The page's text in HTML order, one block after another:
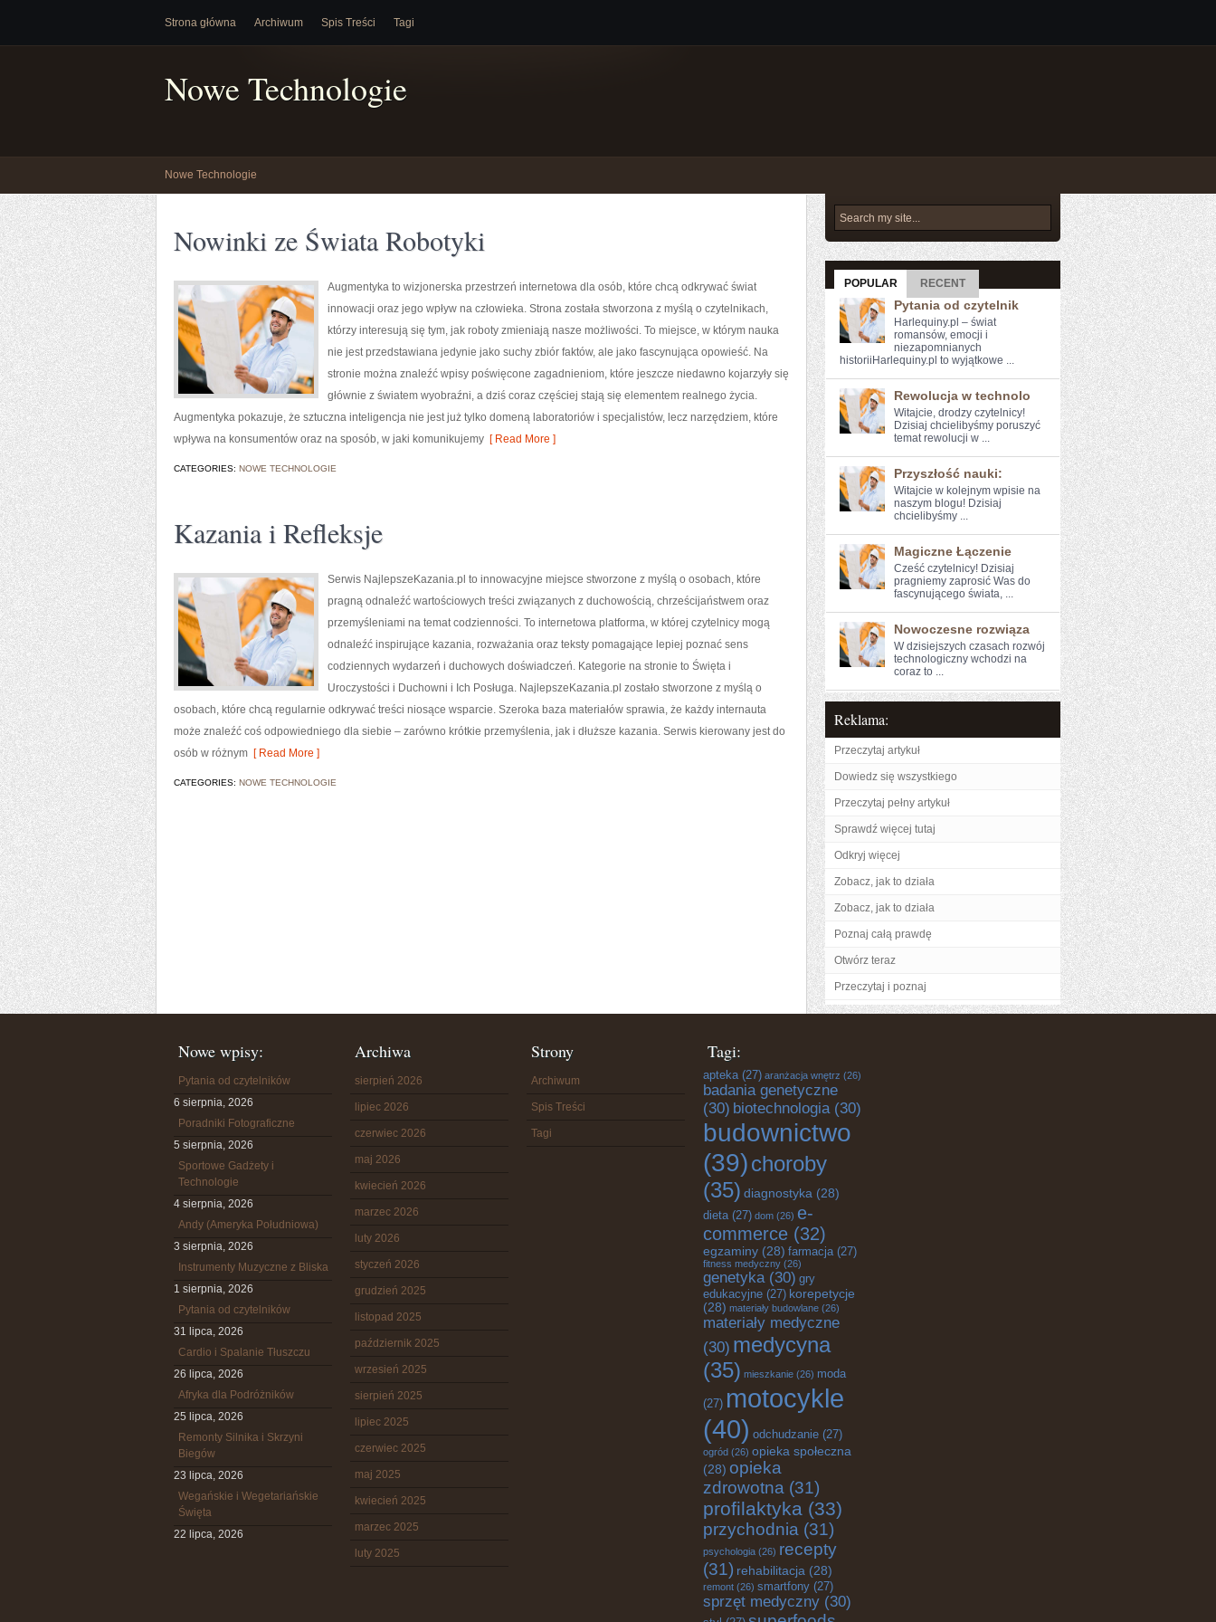
Strona główna Archiwum Spis Treści Tagi
Nowe Technologie
Nowe Technologie
Nowinki ze Świata Robotyki
Augmentyka to wizjonerska przestrzeń internetowa dla osób, które chcą odkrywać świat
innowacji oraz jego wpływ na człowieka. Strona została stworzona z myślą o czytelnikach,
którzy interesują się tym, jak roboty zmieniają nasze możliwości. To miejsce, w którym nauka
nie jest przedstawiana jedynie jako suchy zbiór faktów, ale jako fascynująca opowieść. Na
stronie można znaleźć wpisy poświęcone zagadnieniom, które jeszcze niedawno kojarzyły się
głównie z światem wyobraźni, a dziś coraz częściej stają się elementem realnego życia.
Augmentyka pokazuje, że sztuczna inteligencja nie jest już tylko domeną laboratoriów i specjalistów, lecz narzędziem, które
wpływa na konsumentów oraz na sposób, w jaki komunikujemy [ Read More ]
CATEGORIES: NOWE TECHNOLOGIE
Kazania i Refleksje
Serwis NajlepszeKazania.pl to innowacyjne miejsce stworzone z myślą o osobach, które
pragną odnaleźć wartościowych treści związanych z duchowością, chrześcijaństwem oraz
przemyśleniami na temat codzienności. To internetowa platforma, w której czytelnicy mogą
odnaleźć inspirujące kazania, rozważania oraz teksty pomagające lepiej poznać sens
codziennych wydarzeń i duchowych doświadczeń. Kategorie na stronie to Święta i
Uroczystości i Duchowni i Ich Posługa. NajlepszeKazania.pl zostało stworzone z myślą o
osobach, które chcą regularnie odkrywać treści niosące wsparcie. Szeroka baza materiałów sprawia, że każdy internauta
może znaleźć coś odpowiedniego dla siebie – zarówno krótkie przemyślenia, jak i dłuższe kazania. Serwis kierowany jest do
osób w różnym [ Read More ]
CATEGORIES: NOWE TECHNOLOGIE
POPULAR RECENT
Pytania od czytelnik
Harlequiny.pl – świat
romansów, emocji i
niezapomnianych
historiiHarlequiny.pl to wyjątkowe ...
Rewolucja w technolo
Witajcie, drodzy⁤ czytelnicy!
Dzisiaj ​chcielibyśmy poruszyć
temat rewolucji w ...
Przyszłość nauki:
Witajcie w kolejnym wpisie na
naszym‍ blogu! Dzisiaj
chcielibyśmy ...
Magiczne Łączenie
Cześć ​czytelnicy! Dzisiaj
pragniemy zaprosić Was do
fascynującego świata, ...
Nowoczesne rozwiąza
W dzisiejszych czasach rozwój
technologiczny wchodzi na
coraz to ...
Reklama:
Przeczytaj artykuł
Dowiedz się wszystkiego
Przeczytaj pełny artykuł
Sprawdź więcej tutaj
Odkryj więcej
Zobacz, jak to działa
Zobacz, jak to działa
Poznaj całą prawdę
Otwórz teraz
Przeczytaj i poznaj
Nowe wpisy:
Pytania od czytelników
6 sierpnia, 2026
Poradniki Fotograficzne
5 sierpnia, 2026
Sportowe Gadżety i
Technologie
4 sierpnia, 2026
Andy (Ameryka Południowa)
3 sierpnia, 2026
Instrumenty Muzyczne z Bliska
1 sierpnia, 2026
Pytania od czytelników
31 lipca, 2026
Cardio i Spalanie Tłuszczu
26 lipca, 2026
Afryka dla Podróżników
25 lipca, 2026
Remonty Silnika i Skrzyni
Biegów
23 lipca, 2026
Wegańskie i Wegetariańskie
Święta
22 lipca, 2026
Archiwa
sierpień 2026
lipiec 2026
czerwiec 2026
maj 2026
kwiecień 2026
marzec 2026
luty 2026
styczeń 2026
grudzień 2025
listopad 2025
październik 2025
wrzesień 2025
sierpień 2025
lipiec 2025
czerwiec 2025
maj 2025
kwiecień 2025
marzec 2025
luty 2025
Strony
Archiwum
Spis Treści
Tagi
Tagi:
apteka(27) aranżacja wnętrz (26)
badania genetyczne
(30) biotechnologia(30)
budownictwo
(39)choroby
(35) diagnostyka (28)
dieta(27) dom (26) e-
commerce (32)
egzaminy (28) farmacja(27)
fitness medyczny (26)
genetyka(30) gry
edukacyjne (27) korepetycje
(28) materiały budowlane (26)
materiały medyczne
(30) medycyna
(35) mieszkanie (26) moda
(27) motocykle
(40) odchudzanie (27)
ogród (26) opieka społeczna
(28) opieka
zdrowotna (31)
profilaktyka (33)
przychodnia (31)
psychologia (26) recepty
(31) rehabilitacja (28)
remont (26) smartfony (27)
sprzęt medyczny (30)